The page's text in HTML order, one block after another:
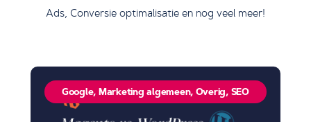
Ads, Conversie optimalisatie en nog veel meer!
Google, Marketing algemeen, Overig, SEO